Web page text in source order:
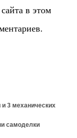
в этом
и 3 механических
самоделки